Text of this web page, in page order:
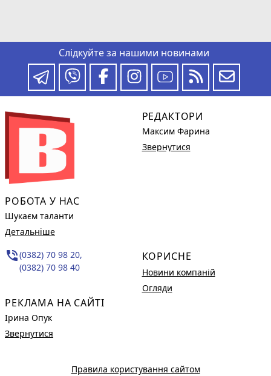
Слідкуйте за нашими новинами
РОБОТА У НАС
Шукаєм таланти
Детальніше
phone_in_talk(0382) 70 98 20,
(0382) 70 98 40
РЕКЛАМА НА САЙТІ
Ірина Опук
Звернутися
РЕДАКТОРИ
Максим Фарина
Звернутися
КОРИСНЕ
Новини компаній
Огляди
Правила користування сайтом